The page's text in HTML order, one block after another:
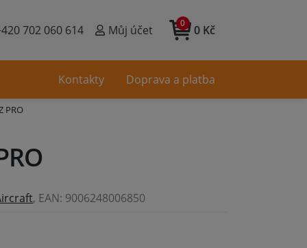
702 060 614 Můj účet 0 Kč
0
PRO
, EAN: 9006248006850
Kontakty Doprava a platba